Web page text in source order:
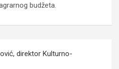
budžeta.
direktor Kulturno-